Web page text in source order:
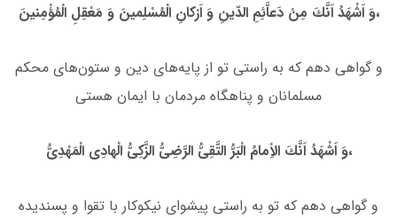
وَ اَشْهَدُ اَنَّكَ مِنْ دَعاَّئِمِ الدّینِ وَ اَرْكانِ الْمُسْلِمینَ وَ مَعْقِلِ الْمُؤْمِنینَ،
و گواهى دهم كه به راستى تو از پایه‌هاى دین و ستون‌هاى محكم
مسلمانان و پناهگاه مردمان با ایمان هستی
وَ اَشْهَدُ اَنَّكَ الاِْمامُ الْبَرُّ التَّقِىُّ الرَّضِىُّ الزَّكِىُّ الْهادِى الْمَهْدِىُّ،
و گواهى دهم كه تو به راستى پیشواى نیكوكار با تقوا و پسندیده